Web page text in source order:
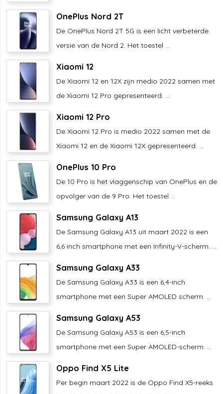
OnePlus Nord 2T
De OnePlus Nord 2T 5G is een licht verbeterde
versie van de Nord 2. Het toestel ...
Xiaomi 12
De Xiaomi 12 en 12X zijn medio 2022 samen met
de Xiaomi 12 Pro gepresenteerd. ...
Xiaomi 12 Pro
De Xiaomi 12 Pro is medio 2022 samen met de
Xiaomi 12 en de Xiaomi 12X gepresenteerd. ...
OnePlus 10 Pro
De 10 Pro is het vlaggenschip van OnePlus en de
opvolger van de 9 Pro. Het toestel ...
Samsung Galaxy A13
De Samsung Galaxy A13 uit maart 2022 is een
6,6 inch smartphone met een Infinity-V-scherm. ...
Samsung Galaxy A33
De Samsung Galaxy A33 is een 6,4-inch
smartphone met een Super AMOLED scherm. ...
Samsung Galaxy A53
De Samsung Galaxy A53 is een 6,5-inch
smartphone met een Super AMOLED-scherm. ...
Oppo Find X5 Lite
Per begin maart 2022 is de Oppo Find X5-reeks